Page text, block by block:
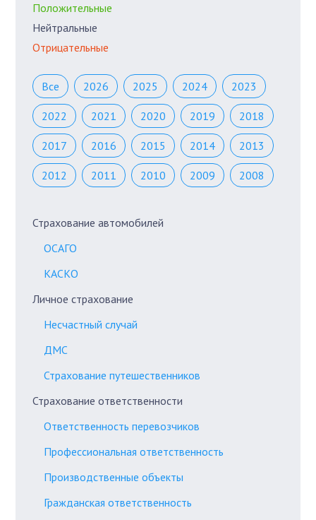
Положительные
Нейтральные
Отрицательные
Все 2026 2025 2024 2023
2022 2021 2020 2019 2018
2017 2016 2015 2014 2013
2012 2011 2010 2009 2008
Страхование автомобилей
ОСАГО
КАСКО
Личное страхование
Несчастный случай
ДМС
Страхование путешественников
Страхование ответственности
Ответственность перевозчиков
Профессиональная ответственность
Производственные объекты
Гражданская ответственность